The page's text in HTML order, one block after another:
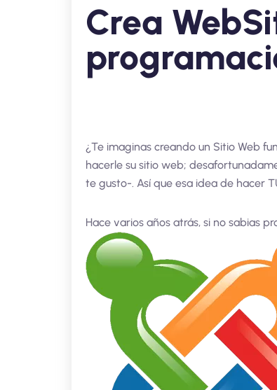
Crea
¿Te imaginas creando un Sitio Web
hacerle su sitio web;
te gusto-. Así que esa idea de hacer
Hace varios años atrás, si no sabias